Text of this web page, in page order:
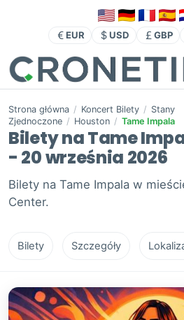
EUR USD GBP
Strona główna / Koncert Bilety / Stany
Zjednoczone / Houston / Tame Impala
Bilety na Tame
- 20 września 2026
Bilety na Tame Impala w
Center.
Bilety Szczegóły